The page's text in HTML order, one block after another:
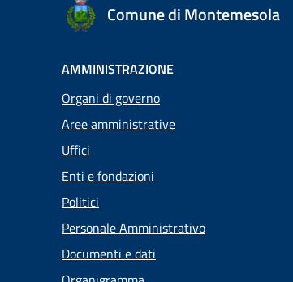
Comune di Montemesola
AMMINISTRAZIONE
Organi di governo
Aree amministrative
Uffici
Enti e fondazioni
Politici
Personale Amministrativo
Documenti e dati